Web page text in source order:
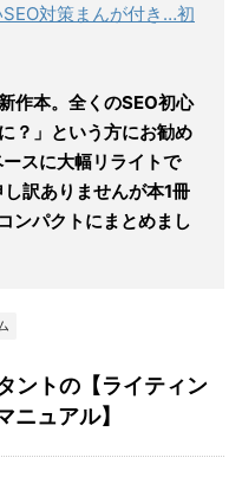
対策まんが付き…初
作本。全くのSEO初心
？」という方にお勧め
スに大幅リライトで
訳ありませんが本1冊
ンパクトにまとめまし
ントの【ライティン
ニュアル】